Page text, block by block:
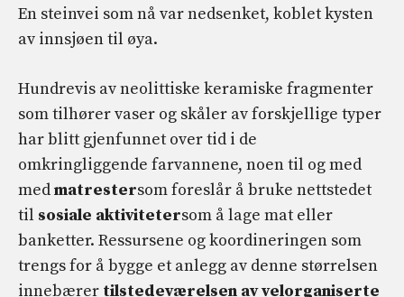
En steinvei som nå var nedsenket, koblet kysten
av innsjøen til øya.
Hundrevis av neolittiske keramiske fragmenter
som tilhører vaser og skåler av forskjellige typer
har blitt gjenfunnet over tid i de
omkringliggende farvannene, noen til og med
medmatrestersom foreslår å bruke nettstedet
til sosiale aktivitetersom å lage mat eller
banketter. Ressursene og koordineringen som
trengs for å bygge et anlegg av denne størrelsen
innebærer tilstedeværelsen av velorganiserte